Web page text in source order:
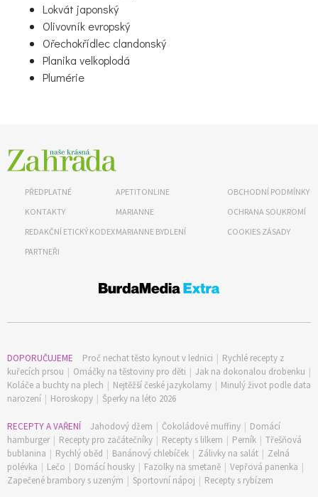
65 Kč
Objednat >
Lokvát japonský
Olivovník evropský
Ořechokřídlec clandonský
Planika velkoplodá
Plumérie
PŘEDPLATNÉ
KONTAKTY
REDAKČNÍ ETICKÝ KODEX
PARTNEŘI
APETITONLINE
MARIANNE
MARIANNE BYDLENÍ
OBCHODNÍ PODMÍNKY
OCHRANA SOUKROMÍ
COOKIES ZÁSADY
DOPORUČUJEME Proč nechat těsto kynout v lednici | Rychlé recepty z
kuřecích prsou | Omáčky na těstoviny pro děti | Jak na dokonalou drobenku |
Koláče a buchty na plech | Nejtěžší české jazykolamy | Minulý život podle data
narození | Horoskopy | Šperky na léto 2026
RECEPTY A VAŘENÍ Jahodový džem | Čokoládové muffiny | Domácí
hamburger | Recepty pro začátečníky | Recepty s lilkem | Perník | Třešňová
bublanina | Rychlý oběd | Banánový chlebíček | Zálivky na salát | Zelná
polévka | Lečo | Domácí housky | Fazolky na smetaně | Vepřová panenka |
Zapečené brambory s uzeným | Sportovní nápoj | Recepty s rybízem